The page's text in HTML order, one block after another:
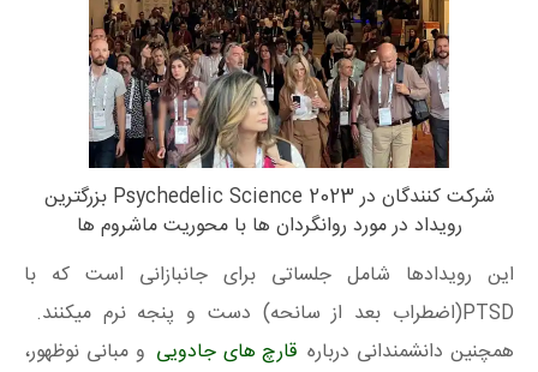
شرکت کنندگان در Psychedelic Science 2023 بزرگترین
رویداد در مورد روانگردان ها با محوریت ماشروم ها
این رویدادها شامل جلساتی برای جانبازانی است که با
PTSD(اضطراب بعد از سانحه) دست و پنجه نرم میکنند.
همچنین دانشمندانی درباره قارچ های جادویی و مبانی نوظهور،